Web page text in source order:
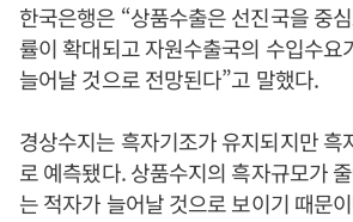
한국은행은 “상품수출은 선진국을 중
률이 확대되고 자원수출국의 수입수요
늘어날 것으로 전망된다”고 말했다.
경상수지는 흑자기조가 유지되지만 흑
로 예측됐다. 상품수지의 흑자규모가
는 적자가 늘어날 것으로 보이기 때문